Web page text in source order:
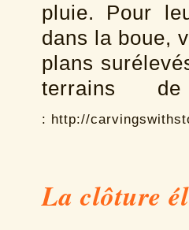
pluie. Pour
dans la boue,
plans
terrains
: http://
La clôture